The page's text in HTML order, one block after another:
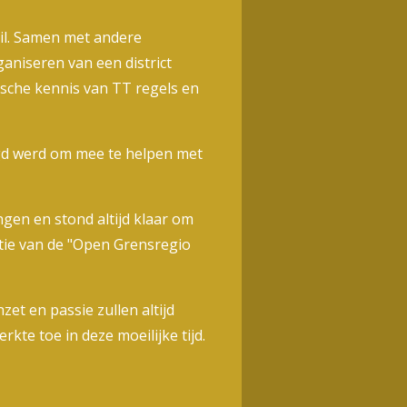
Samen met andere
van een district
kennis van TT regels en
werd om mee te helpen met
en stond altijd klaar om
van de "Open Grensregio
en passie zullen altijd
toe in deze moeilijke tijd.